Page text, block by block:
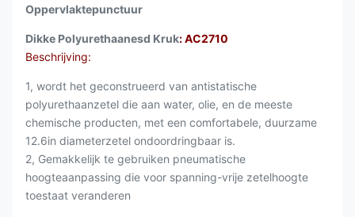
Oppervlaktepunctuur
Dikke Polyurethaanesd Kruk: AC2710
Beschrijving:
1, wordt het geconstrueerd van antistatische
polyurethaanzetel die aan water, olie, en de meeste
chemische producten, met een comfortabele, duurzame
12.6in diameterzetel ondoordringbaar is.
2, Gemakkelijk te gebruiken pneumatische
hoogteaanpassing die voor spanning-vrije zetelhoogte
toestaat veranderen